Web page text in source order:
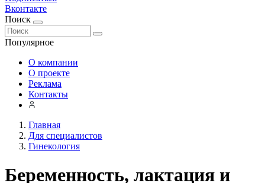
Вконтакте
Поиск
Популярное
О компании
О проекте
Реклама
Контакты
Главная
Для специалистов
Гинекология
Беременность, лактация и